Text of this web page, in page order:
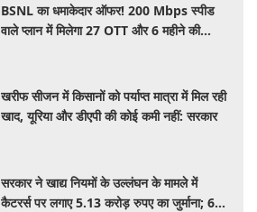
BSNL का धमाकेदार ऑफर! 200 Mbps स्पीड
वाले प्लान में मिलेगा 27 OTT और 6 महीने की
खरीफ सीजन में किसानों को पर्याप्त मात्रा में मिल रही
खाद, यूरिया और डीएपी की कोई कमी नहीं: सरकार
सरकार ने खाद्य नियमों के उल्लंघन के मामले में
कैटरर्स पर लगाए 5.13 करोड़ रुपए का जुर्माना; 6